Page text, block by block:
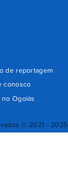
© 2021 - 2025
de reportagem
conosco
Ogoiás